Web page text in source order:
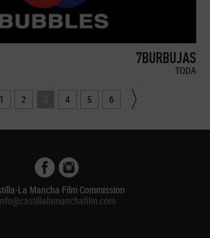
7BURBUJAS
TODA
1 2 3 4 5 6
La Mancha Film Commission